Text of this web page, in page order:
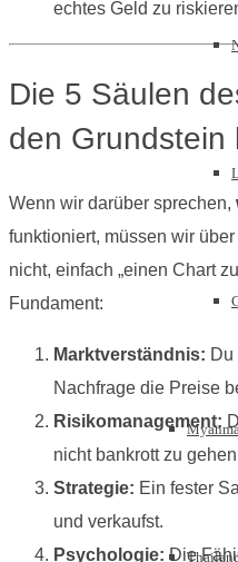
echtes Geld zu
Die 5 Säulen
den Grundstein
Wenn wir darüber sprechen,
funktioniert, müssen wir
nicht, einfach „einen Chart
Fundament:
Marktverständnis: Du
Nachfrage die Preise
Risikomanagement:
nicht bankrott zu
Strategie: Ein fester
und verkaufst.
Psychologie: Die